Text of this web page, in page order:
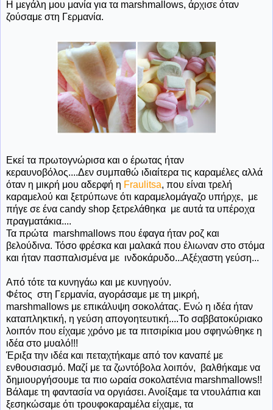
Η μεγάλη μου μανία για τα marshmallows, άρχισε όταν
ζούσαμε στη Γερμανία.
Εκεί τα πρωτογνώρισα και ο έρωτας ήταν
κεραυνοβόλος....Δεν συμπαθώ ιδιαίτερα τις καραμέλες αλλά
όταν η μικρή μου αδερφή η Fraulitsa, που είναι τρελή
καραμελού και ξετρύπωνε ότι καραμελομάγαζο υπήρχε, με
πήγε σε ένα candy shop ξετρελάθηκα με αυτά τα υπέροχα
πραγματάκια....
Τα πρώτα marshmallows που έφαγα ήταν ροζ και
βελούδινα. Τόσο φρέσκα και μαλακά που έλιωναν στο στόμα
και ήταν πασπαλισμένα με ινδοκάρυδο...Αξέχαστη γεύση...
Από τότε τα κυνηγάω και με κυνηγούν.
Φέτος στη Γερμανία, αγοράσαμε με τη μικρή,
marshmallows με επικάλυψη σοκολάτας. Ενώ η ιδέα ήταν
καταπληκτική, η γεύση απογοητευτική....Το σαββατοκύριακο
λοιπόν που είχαμε χρόνο με τα πιτσιρίκια μου σφηνώθηκε η
ιδέα στο μυαλό!!!
Έριξα την ιδέα και πεταχτήκαμε από τον καναπέ με
ενθουσιασμό. Μαζί με τα ζωντόβολα λοιπόν, βαλθήκαμε να
δημιουργήσουμε τα πιο ωραία σοκολατένια marshmallows!!
Βάλαμε τη φαντασία να οργιάσει. Ανοίξαμε τα ντουλάπια και
ξεσηκώσαμε ότι τρουφοκαραμέλα είχαμε, τα